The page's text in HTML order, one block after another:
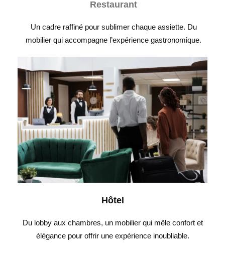
Restaurant
Un cadre raffiné pour sublimer chaque assiette. Du
mobilier qui accompagne l’expérience gastronomique.
Hôtel
Du lobby aux chambres, un mobilier qui mêle confort et
élégance pour offrir une expérience inoubliable.